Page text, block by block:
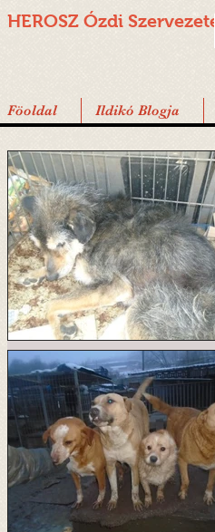
HEROSZ Ózdi Szervezete
Föoldal Ildikó Blogja